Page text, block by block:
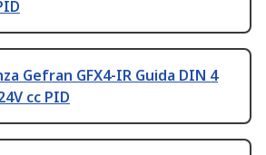
Gefran GFX4-IR Guida DIN 4
cc PID